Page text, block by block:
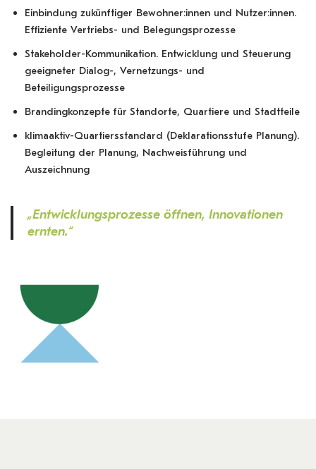
Einbindung zukünftiger Bewohner:innen und Nutzer:innen.
Effiziente Vertriebs- und Belegungsprozesse
Stakeholder-Kommunikation. Entwicklung und Steuerung
geeigneter Dialog-, Vernetzungs- und
Beteiligungsprozesse
Brandingkonzepte für Standorte, Quartiere und Stadtteile
klimaaktiv-Quartiersstandard (Deklarationsstufe Planung).
Begleitung der Planung, Nachweisführung und
Auszeichnung
„Entwicklungsprozesse öffnen, Innovationen
ernten.“